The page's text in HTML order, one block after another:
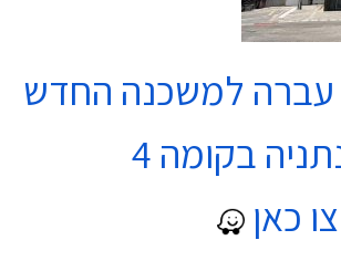
עברה למשכנה החדש
כאן